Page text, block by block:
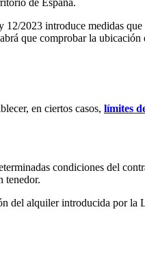
de España.
12/2023 introduce medidas
que comprobar la
en ciertos casos, límites
condiciones del
tenedor.
del alquilerintroducida por la